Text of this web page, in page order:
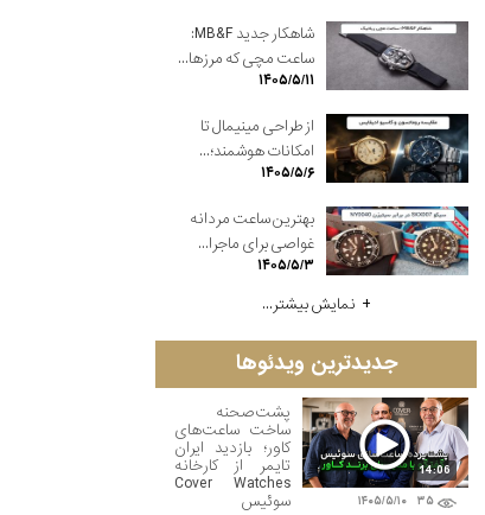
شاهکار جدید MB&F:
ساعت مچی که مرزها...
۱۴۰۵/۵/۱۱
از طراحی مینیمال تا
امکانات هوشمند؛...
۱۴۰۵/۵/۶
بهترین ساعت مردانه
غواصی برای ماجرا...
۱۴۰۵/۵/۳
نمایش بیشتر...
جدیدترین ویدئوها
۳۵ ۱۴۰۵/۵/۱۰
14:06
پشت‌صحنه
ساخت ساعت‌های
کاور؛ بازدید ایران
تایمر از کارخانه
Cover Watches
سوئیس